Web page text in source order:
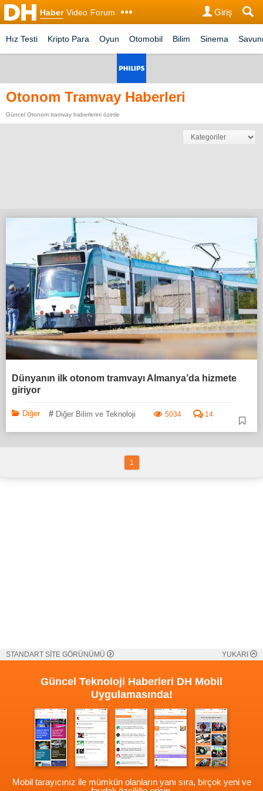
Haber Video Forum Giriş
Hız Testi Kripto Para Oyun Otomobil Bilim Sinema
Otonom Tramvay Haberleri
Güncel Otonom tramvay haberlerini özetle
Dünyanın ilk otonom tramvayı Almanya’da hizmete
giriyor
Diğer # Diğer Bilim ve Teknoloji 5034 14
1
STANDART SİTE GÖRÜNÜMÜ YUKARI
Güncel Teknoloji Haberleri DH Mobil
Uygulamasında!
Mobil tarayıcınız ile mümkün olanların yanı sıra, birçok yeni ve